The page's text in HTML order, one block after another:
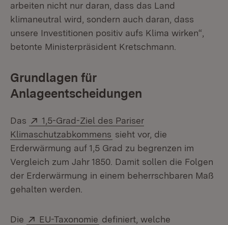
arbeiten nicht nur daran, dass das Land
klimaneutral wird, sondern auch daran, dass
unsere Investitionen positiv aufs Klima wirken“,
betonte Ministerpräsident Kretschmann.
Grundlagen für
Anlageentscheidungen
Das Extern:
1,5-Grad-Ziel des Pariser
Klimaschutzabkommens (Öffnet in neuem Fenster)
sieht vor, die
Erderwärmung auf 1,5 Grad zu begrenzen im
Vergleich zum Jahr 1850. Damit sollen die Folgen
der Erderwärmung in einem beherrschbaren Maß
gehalten werden.
Die Extern:
EU-Taxonomie (Öffnet in neuem Fenster)
definiert, welche